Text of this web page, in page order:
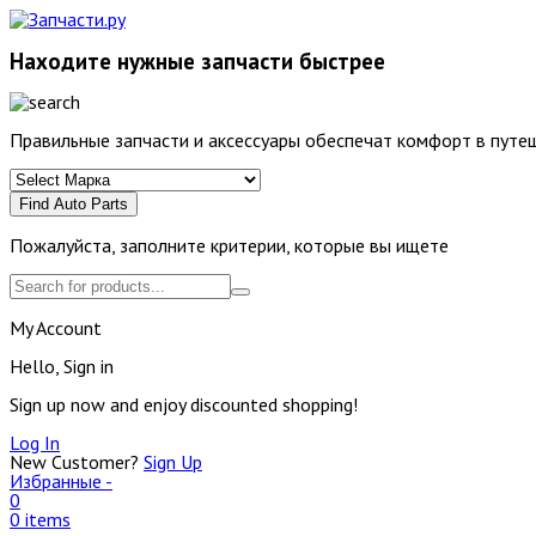
Находите нужные запчасти быстрее
Правильные запчасти и аксессуары обеспечат комфорт в
Find Auto Parts
Пожалуйста, заполните критерии, которые вы ищете
My Account
Hello, Sign in
Sign up now and enjoy discounted shopping!
Log In
New Customer? Sign Up
Избранные -
0
0 items